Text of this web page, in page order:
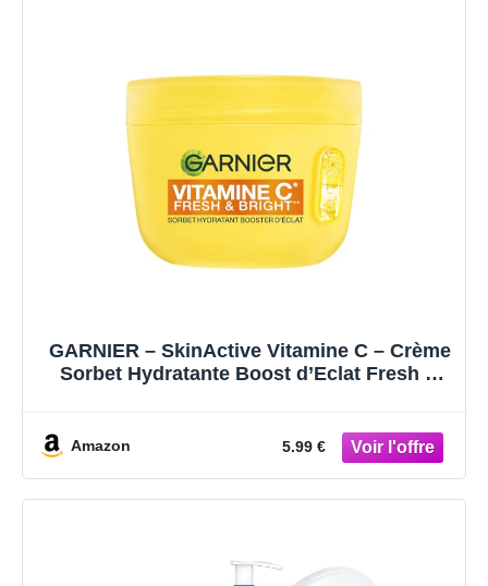
GARNIER – SkinActive Vitamine C – Crème
Sorbet Hydratante Boost d’Eclat Fresh &
Peaux – 85 ml
Amazon 5.99 €